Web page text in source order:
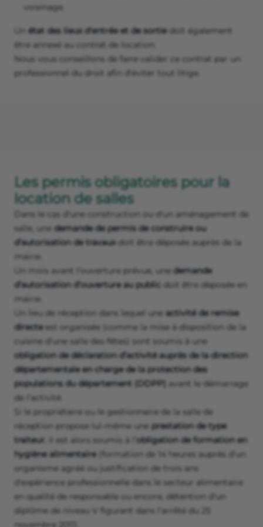
voisinage.
Un état des lieux d'entrée et de sortie doit également
être annexé au contrat de location.
Nous vous conseillons de faire valider ce contrat par un
professionnel du droit afin d'éviter tout litige.
Les permis obligatoires pour la
location de salles
Dans le cas d'une construction ou d'un aménagement de
salle, une demande de permis de construire ou
d’autorisation de travauxdoit être déposée auprès de la
mairie.
Un mois avant l'ouverture prévue, une demande
d’autorisation d’ouverture au public doit être déposée en
mairie.
Un lieu de réception dans lequel une activité de remise
directeest organisée (comme la mise à disposition de la
cuisine d'une salle des fêtes) sont soumis à une
obligation de déclaration d’activité auprès de la direction
départementale en charge de la protection des
populations du département (DDPP) avant le démarrage
de l’activité.
Si le propriétaire ou le gestionnaire de la salle de
réception propose lui-même une prestation de type
traiteur , il est alors soumis à l’ obligation de formation en
hygiène alimentaire
(formation de 14 heures auprès d'un
organisme agréé ou justification de trois ans
d'expérience professionnelle dans le secteur alimentaire
en qualité de responsable ou encore, détention d'un
diplôme de niveau V figurant dans l’arrêté du 25
novembre 2011).